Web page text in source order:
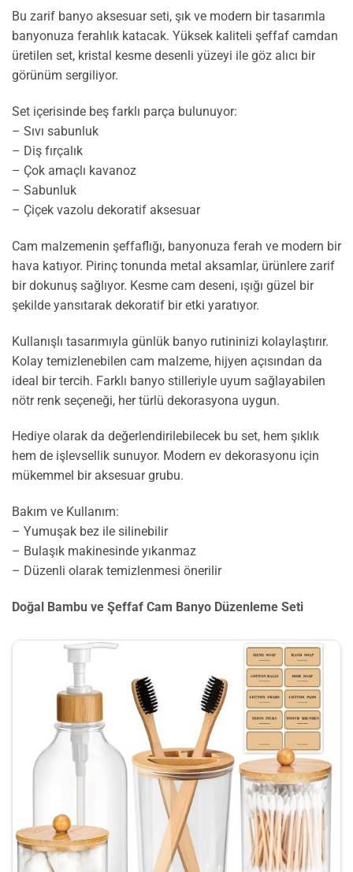
Bu zarif banyo aksesuar seti, şık ve modern bir tasarımla
banyonuza ferahlık katacak. Yüksek kaliteli şeffaf camdan
üretilen set, kristal kesme desenli yüzeyi ile göz alıcı bir
görünüm sergiliyor.
Set içerisinde beş farklı parça bulunuyor:
– Sıvı sabunluk
– Diş fırçalık
– Çok amaçlı kavanoz
– Sabunluk
– Çiçek vazolu dekoratif aksesuar
Cam malzemenin şeffaflığı, banyonuza ferah ve modern bir
hava katıyor. Pirinç tonunda metal aksamlar, ürünlere zarif
bir dokunuş sağlıyor. Kesme cam deseni, ışığı güzel bir
şekilde yansıtarak dekoratif bir etki yaratıyor.
Kullanışlı tasarımıyla günlük banyo rutininizi kolaylaştırır.
Kolay temizlenebilen cam malzeme, hijyen açısından da
ideal bir tercih. Farklı banyo stilleriyle uyum sağlayabilen
nötr renk seçeneği, her türlü dekorasyona uygun.
Hediye olarak da değerlendirilebilecek bu set, hem şıklık
hem de işlevsellik sunuyor. Modern ev dekorasyonu için
mükemmel bir aksesuar grubu.
Bakım ve Kullanım:
– Yumuşak bez ile silinebilir
– Bulaşık makinesinde yıkanmaz
– Düzenli olarak temizlenmesi önerilir
Doğal Bambu ve Şeffaf Cam Banyo Düzenleme Seti